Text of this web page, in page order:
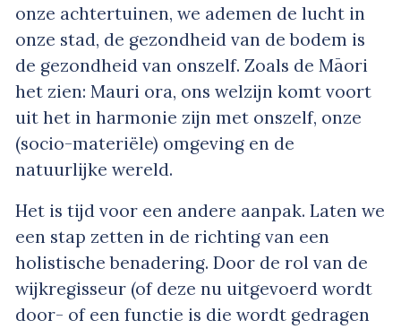
onze achtertuinen, we ademen de lucht in
onze stad, de gezondheid van de bodem is
de gezondheid van onszelf. Zoals de Māori
het zien: Mauri ora, ons welzijn komt voort
uit het in harmonie zijn met onszelf, onze
(socio-materiële) omgeving en de
natuurlijke wereld.
Het is tijd voor een andere aanpak. Laten we
een stap zetten in de richting van een
holistische benadering. Door de rol van de
wijkregisseur (of deze nu uitgevoerd wordt
door- of een functie is die wordt gedragen